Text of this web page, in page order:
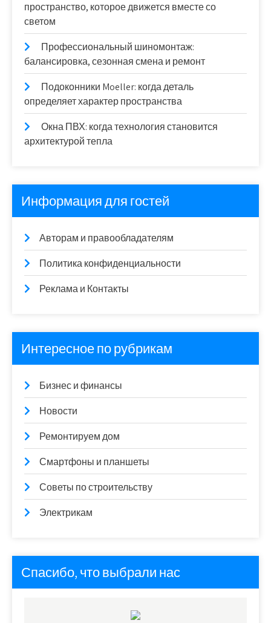
пространство, которое движется вместе со
светом
Профессиональный шиномонтаж:
балансировка, сезонная смена и ремонт
Подоконники Moeller: когда деталь
определяет характер пространства
Окна ПВХ: когда технология становится
архитектурой тепла
Информация для гостей
Авторам и правообладателям
Политика конфиденциальности
Реклама и Контакты
Интересное по рубрикам
Бизнес и финансы
Новости
Ремонтируем дом
Смартфоны и планшеты
Советы по строительству
Электрикам
Спасибо, что выбрали нас